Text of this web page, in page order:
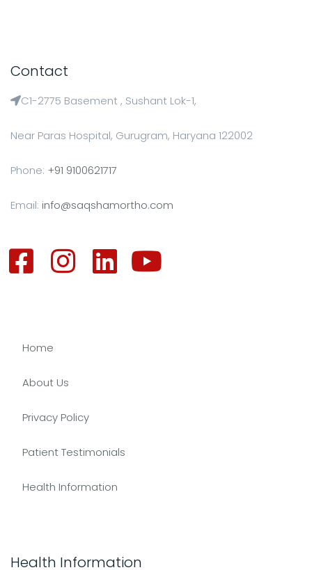
Contact
C1-2775 Basement , Sushant Lok-1,
Near Paras Hospital, Gurugram, Haryana 122002
Phone: +91 9100621717
Email: info@saqshamortho.com
Home
About Us
Privacy Policy
Patient Testimonials
Health Information
Health Information